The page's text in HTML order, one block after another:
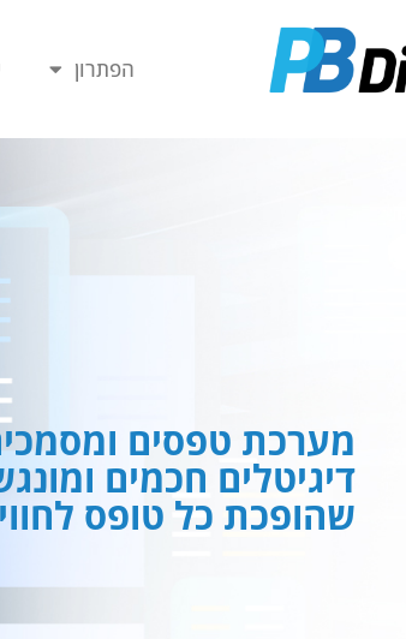
הפתרון
מערכת טפסים
דיגיטלים חכמים
שהופכת כל טופס